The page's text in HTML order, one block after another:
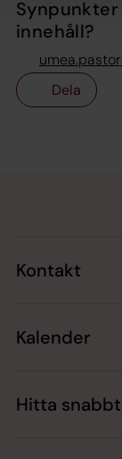
innehåll?
Dela
Kontakt
Kalender
Hitta snabbt